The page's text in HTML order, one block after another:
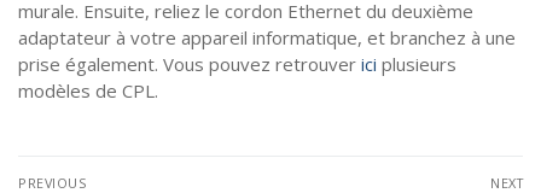
murale. Ensuite, reliez le cordon Ethernet du deuxième
adaptateur à votre appareil informatique, et branchez à une
prise également. Vous pouvez retrouver ici plusieurs
modèles de CPL.
PREVIOUS NEXT